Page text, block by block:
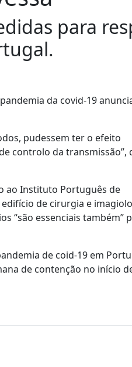
para
da covid-19
pudessem ter o efeito
controlo da transmissão”,
ao Instituto Português de
de cirurgia e
“são essenciais também”
de coid-19 em
de contenção no início